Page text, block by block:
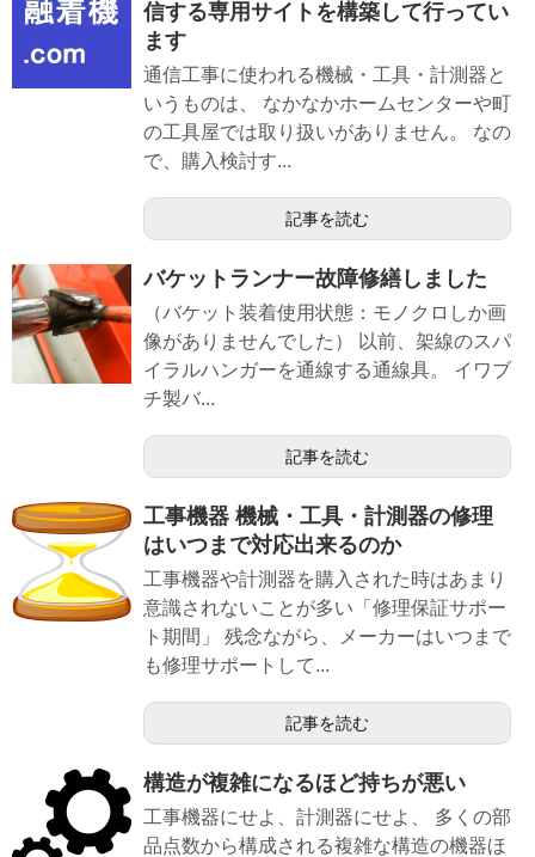
信する専用サイトを構築して行ってい
ます
通信工事に使われる機械・工具・計測器と
いうものは、 なかなかホームセンターや町
の工具屋では取り扱いがありません。 なの
で、購入検討す...
記事を読む
バケットランナー故障修繕しました
（バケット装着使用状態：モノクロしか画
像がありませんでした） 以前、架線のスパ
イラルハンガーを通線する通線具。 イワブ
チ製バ...
記事を読む
工事機器 機械・工具・計測器の修理
はいつまで対応出来るのか
工事機器や計測器を購入された時はあまり
意識されないことが多い「修理保証サポー
ト期間」 残念ながら、メーカーはいつまで
も修理サポートして...
記事を読む
構造が複雑になるほど持ちが悪い
工事機器にせよ、計測器にせよ、 多くの部
品点数から構成される複雑な構造の機器ほ